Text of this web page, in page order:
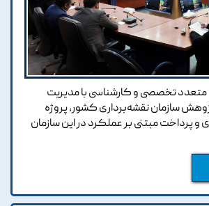
تخصصی و کارشناسی با مدیریت
سازمان نقشه‌برداری کشور، پروژه
و پرداخت مبتنی بر عملکرد در این سازمان